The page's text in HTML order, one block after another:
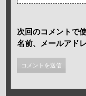
次回のコメントで
名前、メールアド